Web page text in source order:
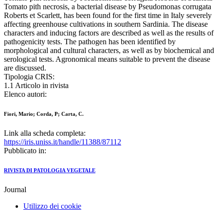
Tomato pith necrosis, a bacterial disease by Pseudomonas corrugata
Roberts et Scarlett, has been found for the first time in Italy severely
affecting greenhouse cultivations in southern Sardinia. The disease
characters and inducing factors are described as well as the results of
pathogenicity tests. The pathogen has been identified by
morphological and cultural characters, as well as by biochemical and
serological tests. Agronomical means suitable to prevent the disease
are discussed.
Tipologia CRIS:
1.1 Articolo in rivista
Elenco autori:
Fiori, Mario; Corda, P; Carta, C.
Link alla scheda completa:
https://iris.uniss.it/handle/11388/87112
Pubblicato in:
RIVISTA DI PATOLOGIA VEGETALE
Journal
Utilizzo dei cookie